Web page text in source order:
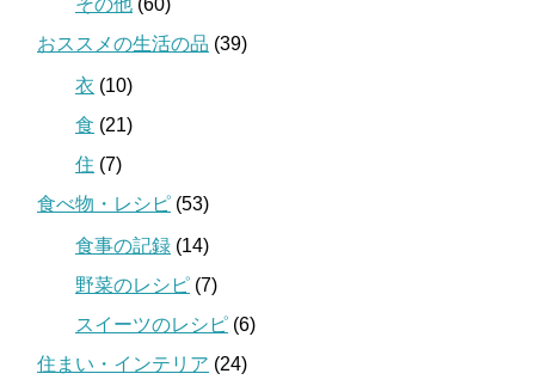
その他 (60)
おススメの生活の品 (39)
衣 (10)
食 (21)
住 (7)
食べ物・レシピ (53)
食事の記録 (14)
野菜のレシピ (7)
スイーツのレシピ (6)
住まい・インテリア (24)